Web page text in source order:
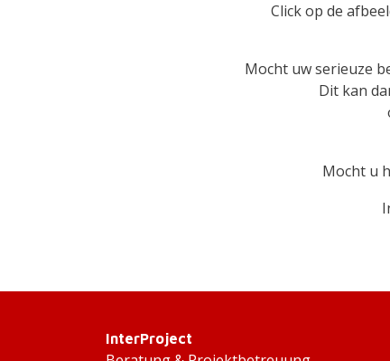
Click op de
Mocht uw serieuze
Dit kan
Mocht u
InterProject